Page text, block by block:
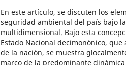
En este artículo, se discuten los
seguridad ambiental del país bajo
multidimensional. Bajo esta
Estado Nacional decimonónico,
de la nación, se muestra
marco de la predominante